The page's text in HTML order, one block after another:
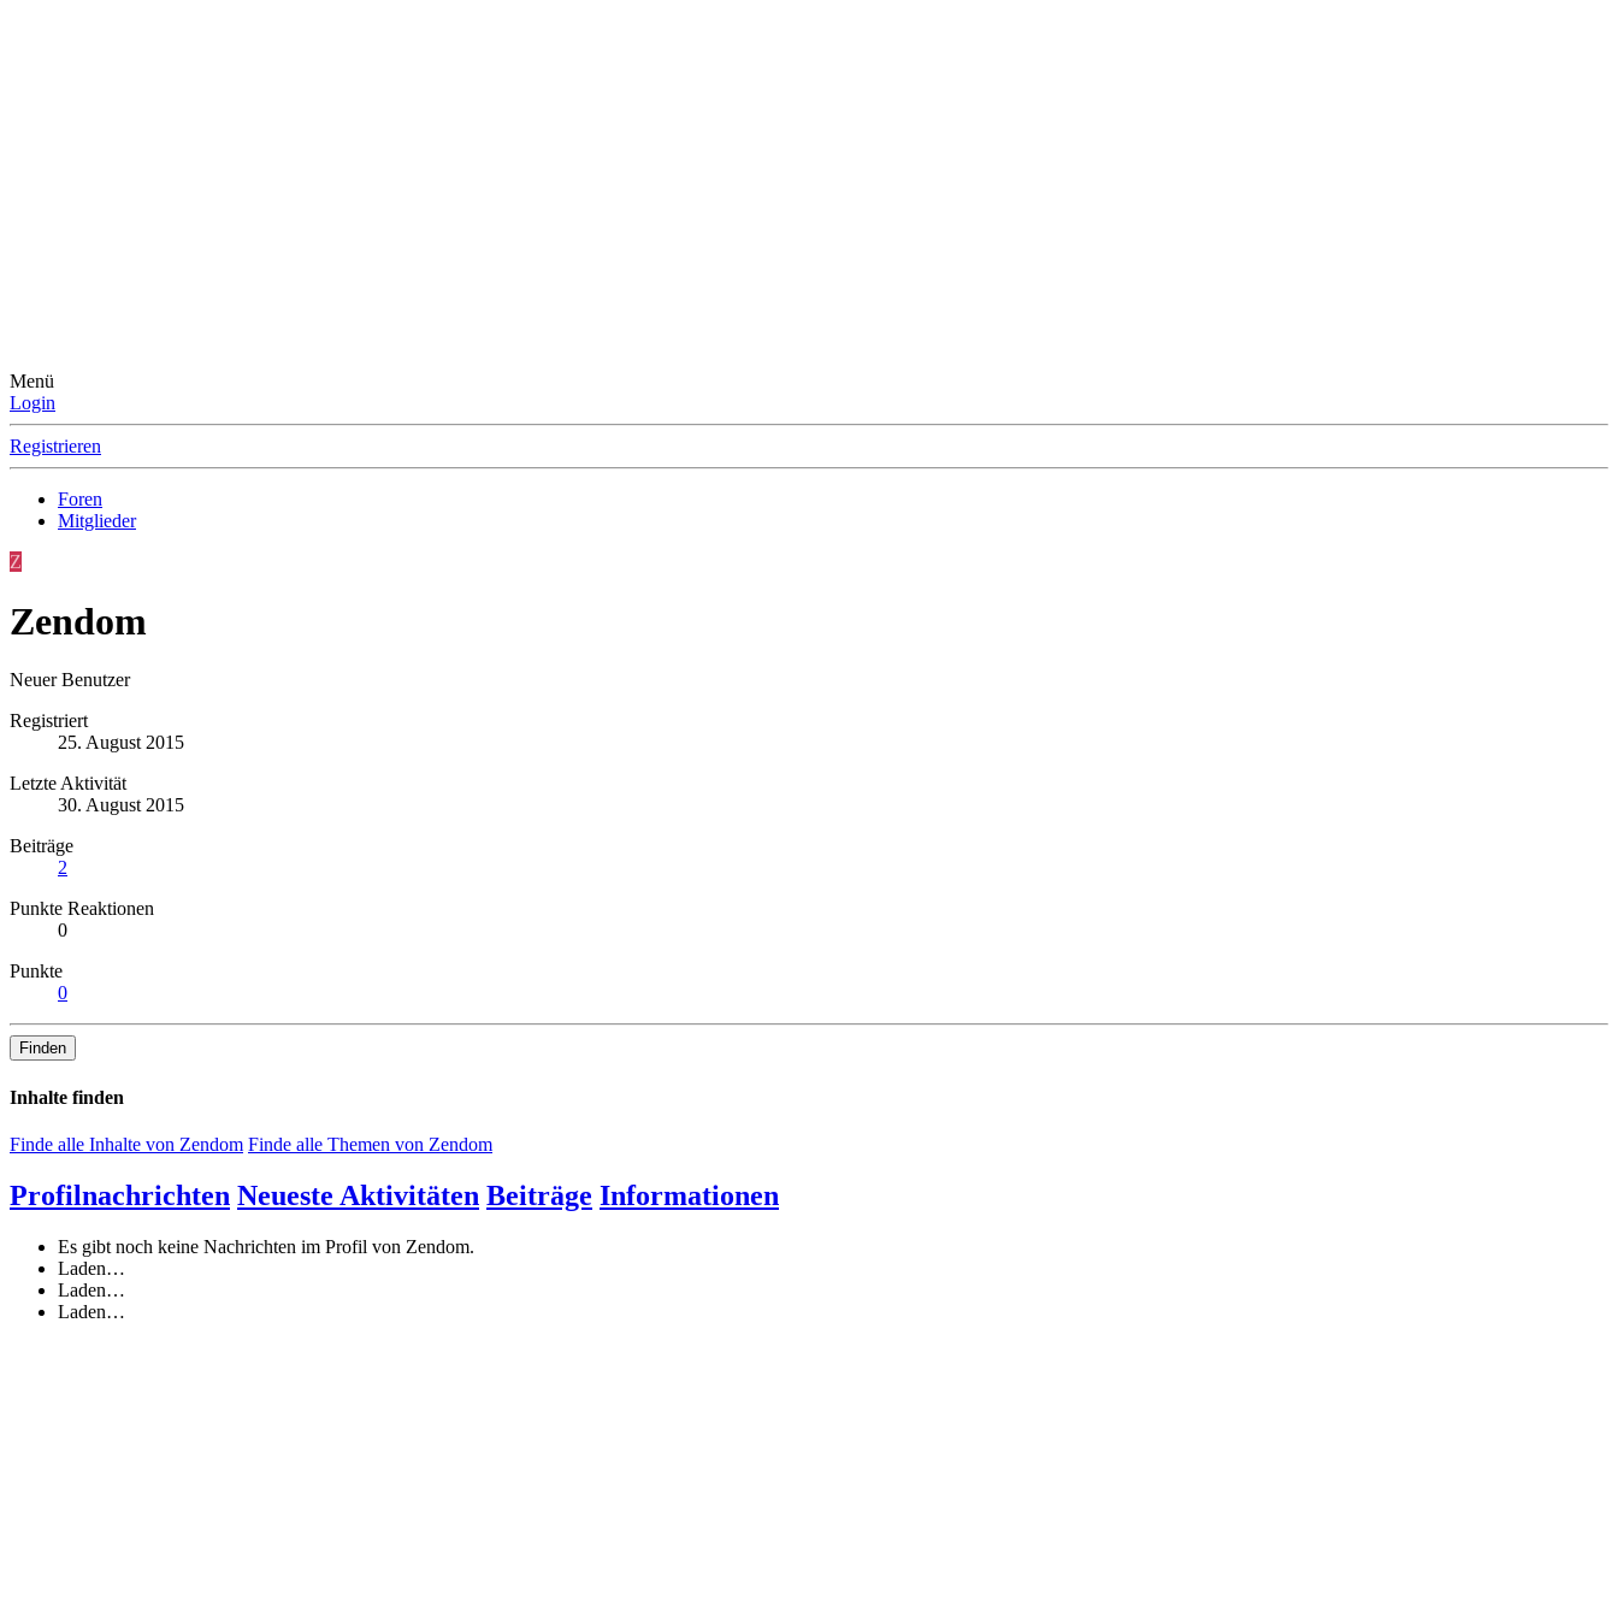
Menü
Login
Registrieren
Foren
Mitglieder
Z
Zendom
Neuer Benutzer
Registriert
25. August 2015
Letzte Aktivität
30. August 2015
Beiträge
2
Punkte Reaktionen
0
Punkte
0
Finden
Inhalte finden
Finde alle Inhalte von Zendom Finde alle Themen von Zendom
Profilnachrichten Neueste Aktivitäten Beiträge Informationen
Es gibt noch keine Nachrichten im Profil von Zendom.
Laden…
Laden…
Laden…